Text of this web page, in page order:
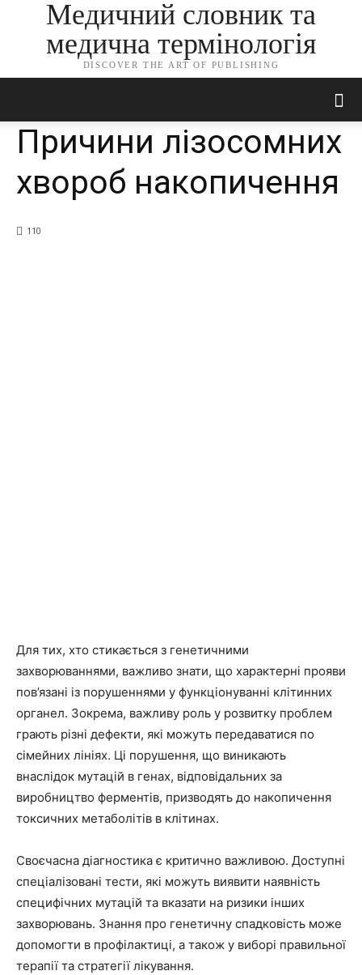
Медичний словник та
медична термінологія
DISCOVER THE ART OF PUBLISHING
Причини лізосомних
хвороб накопичення
110
Для тих, хто стикається з генетичними
захворюваннями, важливо знати, що характерні прояви
пов’язані із порушеннями у функціонуванні клітинних
органел. Зокрема, важливу роль у розвитку проблем
грають різні дефекти, які можуть передаватися по
сімейних лініях. Ці порушення, що виникають
внаслідок мутацій в генах, відповідальних за
виробництво ферментів, призводять до накопичення
токсичних метаболітів в клітинах.
Своєчасна діагностика є критично важливою. Доступні
спеціалізовані тести, які можуть виявити наявність
специфічних мутацій та вказати на ризики інших
захворювань. Знання про генетичну спадковість може
допомогти в профілактиці, а також у виборі правильної
терапії та стратегії лікування.